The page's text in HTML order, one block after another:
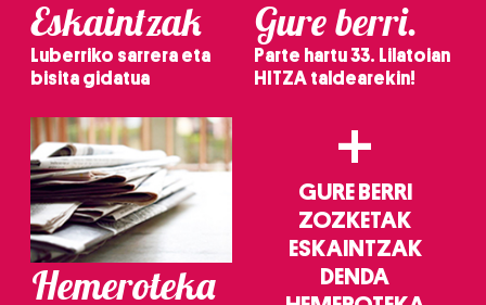
Eskaintzak
Luberriko sarrera eta
bisita gidatua
Gure berri.
Parte hartu 33. Lilatoian
HITZA taldearekin!
Hemeroteka
+
GURE BERRI
ZOZKETAK
ESKAINTZAK
DENDA